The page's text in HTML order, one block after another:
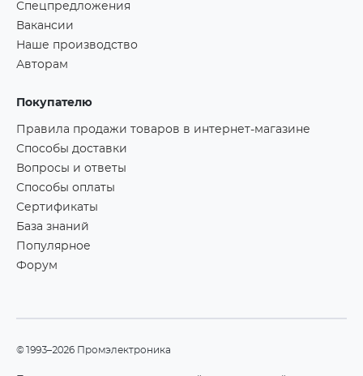
Спецпредложения
Вакансии
Наше производство
Авторам
Покупателю
Правила продажи товаров в интернет-магазине
Способы доставки
Вопросы и ответы
Способы оплаты
Сертификаты
База знаний
Популярное
Форум
©1993–2026 Промэлектроника